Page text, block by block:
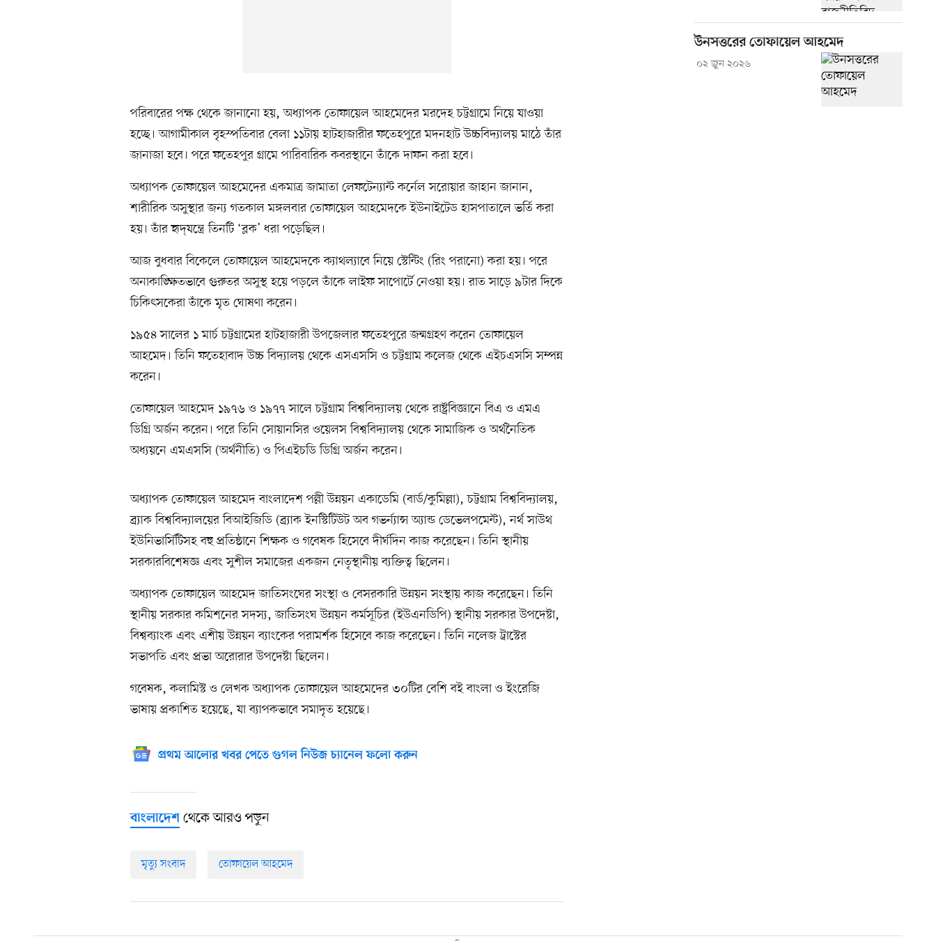
পরিবারের পক্ষ থেকে জানানো হয়, অধ্যাপক তোফায়েল আহমেদের মরদেহ চট্টগ্রামে নিয়ে যাওয়া
হচ্ছে। আগামীকাল বৃহস্পতিবার বেলা ১১টায় হাটহাজারীর ফতেহপুরে মদনহাট উচ্চবিদ্যালয় মাঠে তাঁর
জানাজা হবে। পরে ফতেহপুর গ্রামে পারিবারিক কবরস্থানে তাঁকে দাফন করা হবে।
অধ্যাপক তোফায়েল আহমেদের একমাত্র জামাতা লেফটেন্যান্ট কর্নেল সরোয়ার জাহান জানান,
শারীরিক অসুস্থার জন্য গতকাল মঙ্গলবার তোফায়েল আহমেদকে ইউনাইটেড হাসপাতালে ভর্তি করা
হয়। তাঁর হৃদ্‌যন্ত্রে তিনটি ‘ব্লক’ ধরা পড়েছিল।
আজ বুধবার বিকেলে তোফায়েল আহমেদকে ক্যাথল্যাবে নিয়ে স্টেন্টিং (রিং পরানো) করা হয়। পরে
অনাকাঙ্ক্ষিতভাবে গুরুতর অসুস্থ হয়ে পড়লে তাঁকে লাইফ সাপোর্টে নেওয়া হয়। রাত সাড়ে ৯টার দিকে
চিকিৎসকেরা তাঁকে মৃত ঘোষণা করেন।
১৯৫৪ সালের ১ মার্চ চট্টগ্রামের হাটহাজারী উপজেলার ফতেহপুরে জন্মগ্রহণ করেন তোফায়েল
আহমেদ। তিনি ফতেহাবাদ উচ্চ বিদ্যালয় থেকে এসএসসি ও চট্টগ্রাম কলেজ থেকে এইচএসসি সম্পন্ন
করেন।
তোফায়েল আহমেদ ১৯৭৬ ও ১৯৭৭ সালে চট্টগ্রাম বিশ্ববিদ্যালয় থেকে রাষ্ট্রবিজ্ঞানে বিএ ও এমএ
ডিগ্রি অর্জন করেন। পরে তিনি সোয়ানসির ওয়েলস বিশ্ববিদ্যালয় থেকে সামাজিক ও অর্থনৈতিক
অধ্যয়নে এমএসসি (অর্থনীতি) ও পিএইচডি ডিগ্রি অর্জন করেন।
অধ্যাপক তোফায়েল আহমেদ বাংলাদেশ পল্লী উন্নয়ন একাডেমি (বার্ড/কুমিল্লা), চট্টগ্রাম বিশ্ববিদ্যালয়,
ব্র্যাক বিশ্ববিদ্যালয়ের বিআইজিডি (ব্র্যাক ইনস্টিটিউট অব গভর্ন্যান্স অ্যান্ড ডেভেলপমেন্ট), নর্থ সাউথ
ইউনিভার্সিটিসহ বহু প্রতিষ্ঠানে শিক্ষক ও গবেষক হিসেবে দীর্ঘদিন কাজ করেছেন। তিনি স্থানীয়
সরকারবিশেষজ্ঞ এবং সুশীল সমাজের একজন নেতৃস্থানীয় ব্যক্তিত্ব ছিলেন।
অধ্যাপক তোফায়েল আহমেদ জাতিসংঘের সংস্থা ও বেসরকারি উন্নয়ন সংস্থায় কাজ করেছেন। তিনি
স্থানীয় সরকার কমিশনের সদস্য, জাতিসংঘ উন্নয়ন কর্মসূচির (ইউএনডিপি) স্থানীয় সরকার উপদেষ্টা,
বিশ্বব্যাংক এবং এশীয় উন্নয়ন ব্যাংকের পরামর্শক হিসেবে কাজ করেছেন। তিনি নলেজ ট্রাস্টের
সভাপতি এবং প্রভা অরোরার উপদেষ্টা ছিলেন।
গবেষক, কলামিস্ট ও লেখক অধ্যাপক তোফায়েল আহমেদের ৩০টির বেশি বই বাংলা ও ইংরেজি
ভাষায় প্রকাশিত হয়েছে, যা ব্যাপকভাবে সমাদৃত হয়েছে।
প্রথম আলোর খবর পেতে গুগল নিউজ চ্যানেল ফলো করুন
বাংলাদেশ থেকে আরও পড়ুন
মৃত্যু সংবাদ তোফায়েল আহমেদ
উনসত্তরের তোফায়েল আহমেদ
০২ জুন ২০২৬